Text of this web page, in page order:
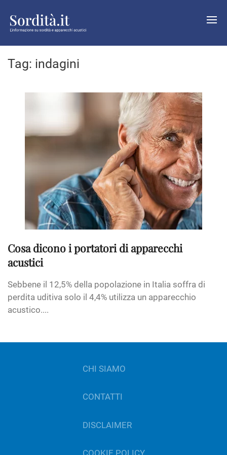
Tag: indagini
Cosa dicono i portatori di apparecchi
acustici
Sebbene il 12,5% della popolazione in Italia soffra di
perdita uditiva solo il 4,4% utilizza un apparecchio
acustico....
CHI SIAMO
CONTATTI
DISCLAIMER